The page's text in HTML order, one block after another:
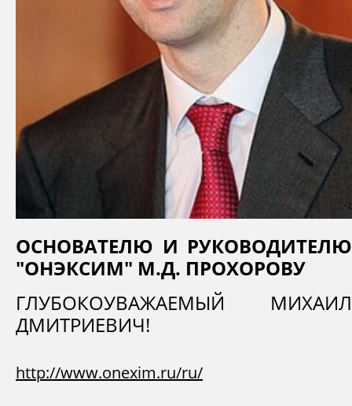
ОСНОВАТЕЛЮ И РУКОВОДИТЕЛЮ
"ОНЭКСИМ" М.Д. ПРОХОРОВУ
ГЛУБОКОУВАЖАЕМЫЙ МИХАИЛ
ДМИТРИЕВИЧ!
http://www.onexim.ru/ru/